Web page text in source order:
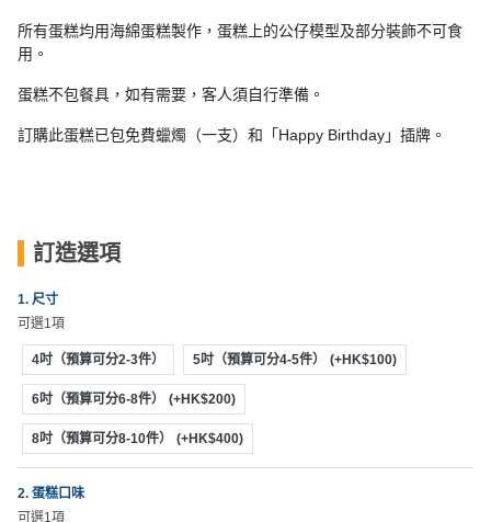
花
藝
禮
物
場
地
佈
置
用
品
即
食
拍
拖
企
業
活
動
婚
親
子
活
動
夾
時
神
侶
心
願
清
單
聯
所有蛋糕均用海綿蛋糕製作，蛋糕上的公仔模型及部分裝飾不可食
用。
蛋糕不包餐具，如有需要，客人須自行準備。
訂購此蛋糕已包免費蠟燭（一支）和「Happy Birthday」插牌。
訂造選項
1. 尺寸
可選1項
4吋（預算可分2-3件） 5吋（預算可分4-5件） (+HK$100)
6吋（預算可分6-8件） (+HK$200)
8吋（預算可分8-10件） (+HK$400)
2. 蛋糕口味
可選1項